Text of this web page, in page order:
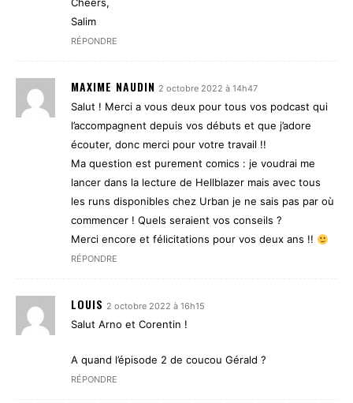
Cheers,
Salim
RÉPONDRE
MAXIME NAUDIN 2 octobre 2022 à 14h47
Salut ! Merci a vous deux pour tous vos podcast qui
l’accompagnent depuis vos débuts et que j’adore
écouter, donc merci pour votre travail !!
Ma question est purement comics : je voudrai me
lancer dans la lecture de Hellblazer mais avec tous
les runs disponibles chez Urban je ne sais pas par où
commencer ! Quels seraient vos conseils ?
Merci encore et félicitations pour vos deux ans !!
RÉPONDRE
LOUIS 2 octobre 2022 à 16h15
Salut Arno et Corentin !
A quand l’épisode 2 de coucou Gérald ?
RÉPONDRE